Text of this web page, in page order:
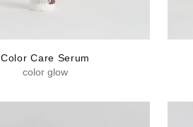
Color Care Serum
color glow